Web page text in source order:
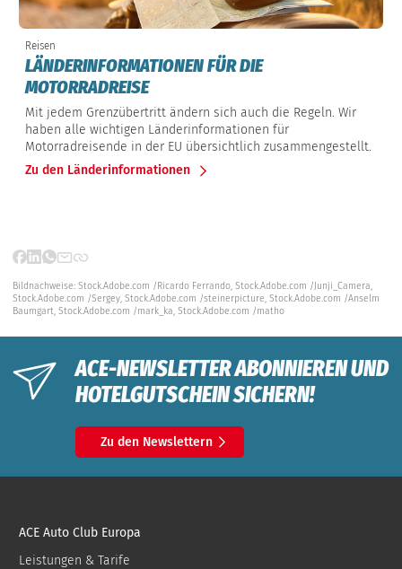
Reisen
LÄNDERINFORMATIONEN FÜR DIE
MOTORRADREISE
Mit jedem Grenzübertritt ändern sich auch die Regeln. Wir
haben alle wichtigen Länderinformationen für
Motorradreisende in der EU übersichtlich zusammengestellt.
Zu den Länderinformationen
Bildnachweise: Stock.Adobe.com /Ricardo Ferrando, Stock.Adobe.com /Junji_Camera,
Stock.Adobe.com /Sergey, Stock.Adobe.com /steinerpicture, Stock.Adobe.com /Anselm
Baumgart, Stock.Adobe.com /mark_ka, Stock.Adobe.com /matho
ACE-NEWSLETTER ABONNIEREN UND
HOTELGUTSCHEIN SICHERN!
Zu den Newslettern
ACE Auto Club Europa
Leistungen & Tarife